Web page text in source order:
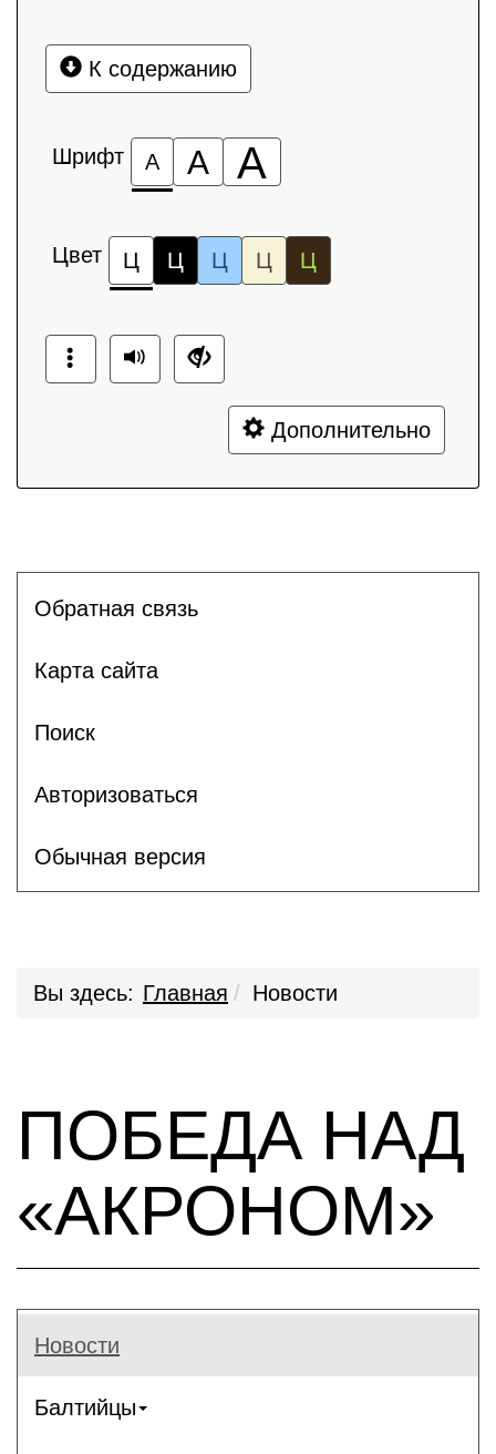
К содержанию
Шрифт А А А
Цвет Ц Ц Ц Ц Ц
Дополнительно
Обратная связь
Карта сайта
Поиск
Авторизоваться
Обычная версия
Вы здесь: Главная Новости
ПОБЕДА НАД
«АКРОНОМ»
Новости
Балтийцы